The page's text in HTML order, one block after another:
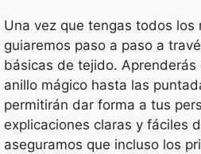
Una vez que tengas todos los
guiaremos paso a paso a
básicas de tejido.
anillo mágico hasta las
permitirán dar forma a tus
explicaciones claras y fáciles
aseguramos que incluso los